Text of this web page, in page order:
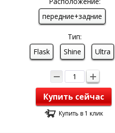
передние+задние
Тип:
Flask
Shine Ultra
Купить сейчас
Купить в 1 клик